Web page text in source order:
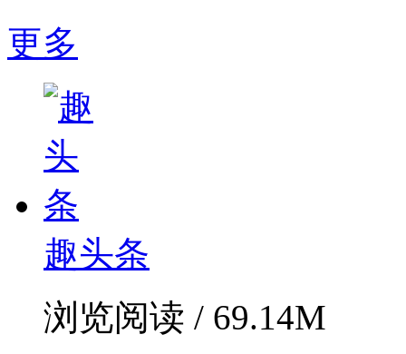
更多
趣头条
浏览阅读 / 69.14M